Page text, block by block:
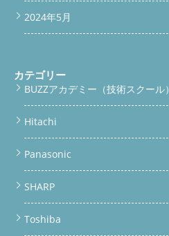
2024年5月
カテゴリー
BUZZアカデミー（技術スクール）
Hitachi
Panasonic
SHARP
Toshiba